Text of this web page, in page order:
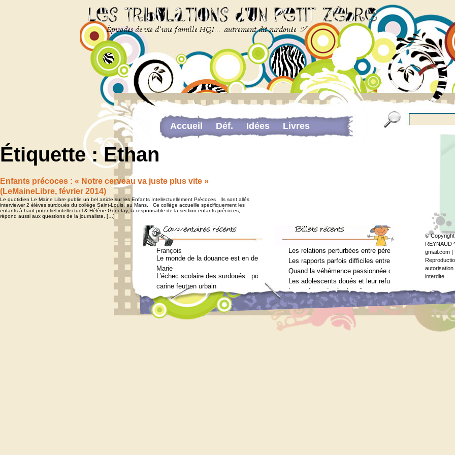
Accueil Déf. Idées
Livres
Web-congrès portant sur la douance
Étiquette :Ethan
Enfants précoces : « Notre cerveau va juste plus vite »
(LeMaineLibre, février 2014)
Le quotidien Le Maine Libre publie un bel article sur les Enfants Intellectuellement Précoces Ils sont allés
interviewer 2 élèves surdoués du collège Saint-Louis, au Mans. Ce collège accueille spécifiquement les
enfants à haut potentiel intellectuel & Hélène Genetay, la responsable de la section enfants précoces,
répond aussi aux questions de la journaliste, […]
François
Le monde de la douance est en deuil : Jean-Charles Terrassier n’est plus
Marie
L’échec scolaire des surdoués : pourquoi ? (Journal des femmes, juin 2012)
carine feutren urbain
Petit lexique en lien avec le surdouement à l’usage des néophytes
Marie
Qui consulter pour un bilan psychométrique ?
Siouplet
Qui consulter pour un bilan psychométrique ?
Les relations perturbées entre père et fils (Arielle Adda
Les rapports parfois difficiles entre parents et enfants
Quand la véhémence passionnée des enfants doués va
Les adolescents doués et leur refus de voir un
Les enfants doués, hostiles au psychologue (Arielle
© Copyright
REYNAUD
gmail.com |
interdite.